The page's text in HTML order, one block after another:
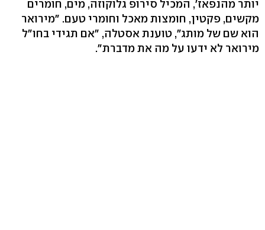
יותר מהנפאז', המכיל סירופ גלוקוזה, מים, חומרים
מקשים, פקטין, חומצות מאכל וחומרי טעם. "מירואר
הוא שם של מותג", טוענת אסטלה, "אם תגידי בחו"ל
מירואר לא ידעו על מה את מדברת".